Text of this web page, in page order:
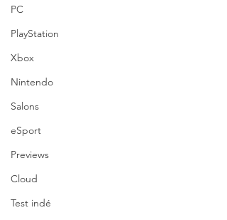
PC
PlayStation
Xbox
Nintendo
Salons
eSport
Previews
Cloud
Test indé